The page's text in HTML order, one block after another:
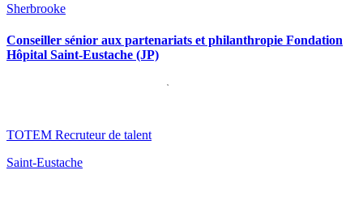
Sherbrooke
Conseiller sénior aux partenariats et philanthropie Fondation
Hôpital Saint-Eustache (JP)
TOTEM Recruteur de talent
Saint-Eustache